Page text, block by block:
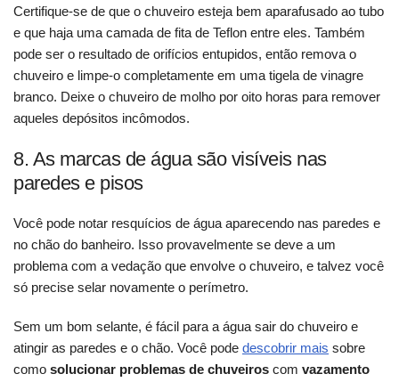
Certifique-se de que o chuveiro esteja bem aparafusado ao tubo
e que haja uma camada de fita de Teflon entre eles. Também
pode ser o resultado de orifícios entupidos, então remova o
chuveiro e limpe-o completamente em uma tigela de vinagre
branco. Deixe o chuveiro de molho por oito horas para remover
aqueles depósitos incômodos.
8. As marcas de água são visíveis nas
paredes e pisos
Você pode notar resquícios de água aparecendo nas paredes e
no chão do banheiro. Isso provavelmente se deve a um
problema com a vedação que envolve o chuveiro, e talvez você
só precise selar novamente o perímetro.
Sem um bom selante, é fácil para a água sair do chuveiro e
atingir as paredes e o chão. Você pode descobrir mais sobre
como solucionar problemas de chuveiros com vazamento